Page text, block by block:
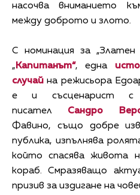
насочва вниманието
между доброто и злото.
С номинация за
„ Капитанът“, една
случай на режисьора
е и съсценарист с
писател Сандро
Фавино, също добре
публика, изпълнява
който спасява живота
кораб. Смразяващо
призив за издигане на